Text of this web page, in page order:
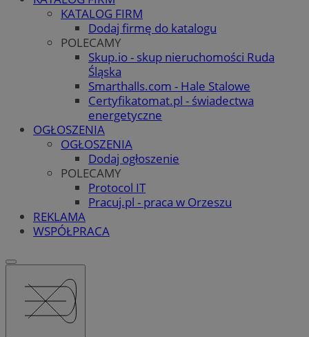
KATALOG FIRM
Dodaj firmę do katalogu
POLECAMY
Skup.io - skup nieruchomości Ruda
Śląska
Smarthalls.com - Hale Stalowe
Certyfikatomat.pl - świadectwa
energetyczne
OGŁOSZENIA
OGŁOSZENIA
Dodaj ogłoszenie
POLECAMY
Protocol IT
Pracuj.pl - praca w Orzeszu
REKLAMA
WSPÓŁPRACA